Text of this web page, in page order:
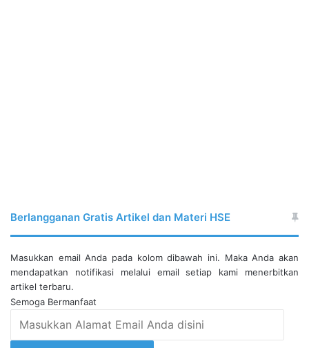
Berlangganan Gratis Artikel dan Materi HSE
Masukkan email Anda pada kolom dibawah ini. Maka Anda akan
mendapatkan notifikasi melalui email setiap kami menerbitkan
artikel terbaru.
Semoga Bermanfaat
Alamat